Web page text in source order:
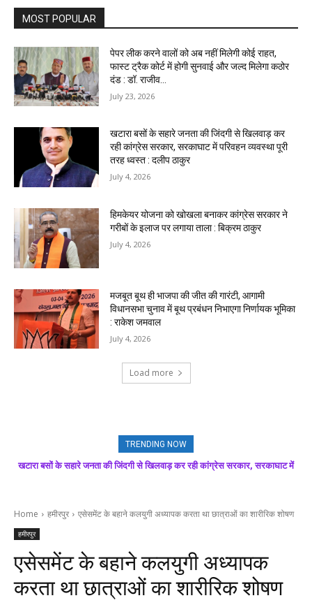
MOST POPULAR
पेपर लीक करने वालों को अब नहीं मिलेगी कोई राहत,
फास्ट ट्रैक कोर्ट में होगी सुनवाई और जल्द मिलेगा कठोर
दंड : डॉ. राजीव...
July 23, 2026
खटारा बसों के सहारे जनता की जिंदगी से खिलवाड़ कर
रही कांग्रेस सरकार, सरकाघाट में परिवहन व्यवस्था पूरी
तरह ध्वस्त : दलीप ठाकुर
July 4, 2026
हिमकेयर योजना को खोखला बनाकर कांग्रेस सरकार ने
गरीबों के इलाज पर लगाया ताला : बिक्रम ठाकुर
July 4, 2026
मजबूत बूथ ही भाजपा की जीत की गारंटी, आगामी
विधानसभा चुनाव में बूथ प्रबंधन निभाएगा निर्णायक भूमिका
: राकेश जमवाल
July 4, 2026
Load more